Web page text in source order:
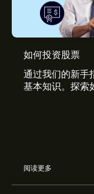
如何投资股票
通过我们的新手
基本知识。探索
阅读更多